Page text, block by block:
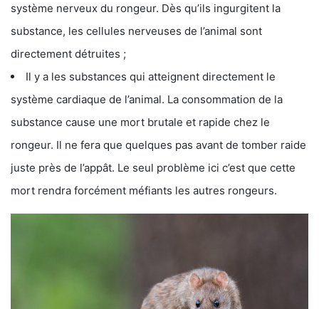
système nerveux du rongeur. Dès qu’ils ingurgitent la
substance, les cellules nerveuses de l’animal sont
directement détruites ;
Il y a les substances qui atteignent directement le
système cardiaque de l’animal. La consommation de la
substance cause une mort brutale et rapide chez le
rongeur. Il ne fera que quelques pas avant de tomber raide
juste près de l’appât. Le seul problème ici c’est que cette
mort rendra forcément méfiants les autres rongeurs.